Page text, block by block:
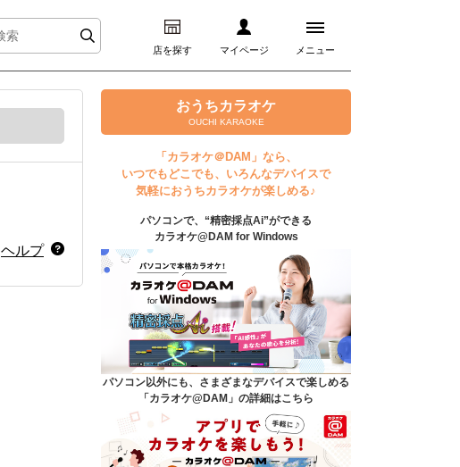
店を探す マイページ メニュー
ログイン
マイページ
プレミアムサービス
DAM★とも動画
DAM★とも録音
カラオケ＠DAM
ユーザー検索
キャンペーン
よくあるご質問
ヘルプ
おうちカラオケ
OUCHI KARAOKE
「カラオケ＠DAM」なら、
いつでもどこでも、いろんなデバイスで
気軽におうちカラオケが楽しめる♪
パソコンで、“精密採点Ai”ができる
カラオケ@DAM for Windows
パソコン以外にも、さまざまなデバイスで楽しめる
「カラオケ@DAM」の詳細はこちら